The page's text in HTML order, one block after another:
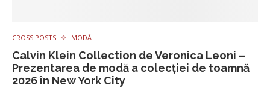
CROSS POSTS MODĂ
Calvin Klein Collection de Veronica Leoni –
Prezentarea de modă a colecției de toamnă
2026 în New York City